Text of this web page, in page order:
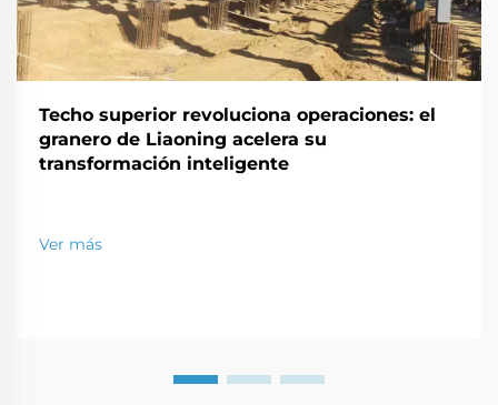
Techo superior revoluciona operaciones: el
granero de Liaoning acelera su
transformación inteligente
Ver más